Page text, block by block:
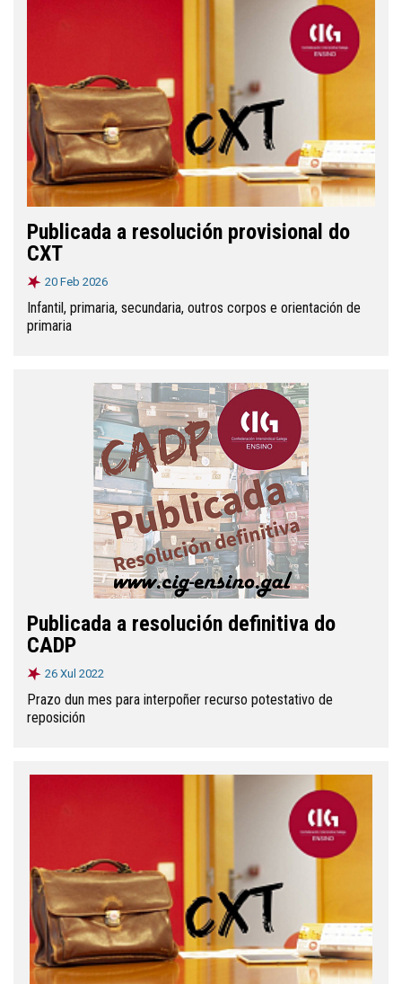
Publicada a resolución provisional do
CXT
20 Feb 2026
Infantil, primaria, secundaria, outros corpos e orientación de
primaria
Publicada a resolución definitiva do
CADP
26 Xul 2022
Prazo dun mes para interpoñer recurso potestativo de
reposición